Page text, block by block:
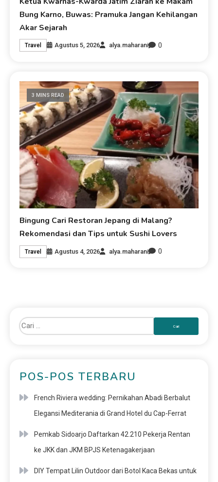
Bung Karno, Buwas: Pramuka Jangan Kehilangan
Akar Sejarah
Travel Agustus 5, 2026 alya.maharani 0
3 MINS READ
Bingung Cari Restoran Jepang di Malang?
Rekomendasi dan Tips untuk Sushi Lovers
Travel Agustus 4, 2026 alya.maharani 0
POS-POS TERBARU
French Riviera wedding: Pernikahan Abadi Berbalut
Elegansi Mediterania di Grand Hotel du Cap-Ferrat
Pemkab Sidoarjo Daftarkan 42.210 Pekerja Rentan
ke JKK dan JKM BPJS Ketenagakerjaan
DIY Tempat Lilin Outdoor dari Botol Kaca Bekas untuk